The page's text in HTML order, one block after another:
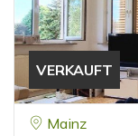
VERKAUFT
Mainz